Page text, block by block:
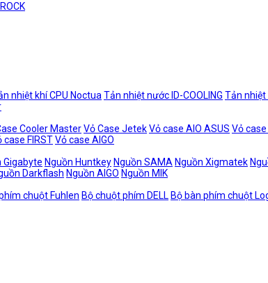
nhiệt khí CPU Noctua Tản nhiệt nước ID-COOLING Tản nhiệt
Cooler MasterVỏ Case JetekVỏ case AIO ASUS Vỏ case
case FIRSTVỏ case AIGO
Gigabyte Nguồn Huntkey Nguồn SAMA Nguồn Xigmatek
Darkflash Nguồn AIGO Nguồn MIK
chuột Fuhlen Bộ chuột phím DELL Bộ bàn phím chuột